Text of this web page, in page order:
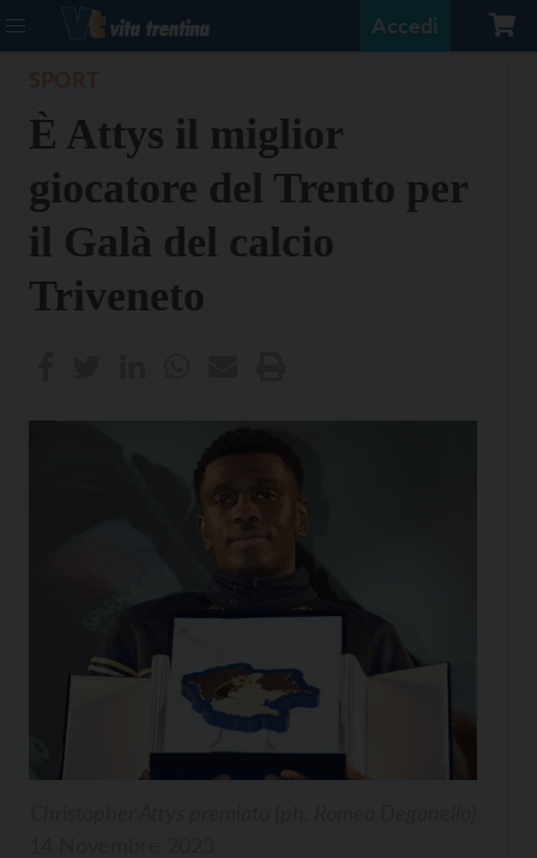
Accedi
È Attys il miglior
giocatore del Trento per
il Galà del calcio
Triveneto